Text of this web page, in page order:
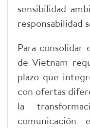
sensibilidad
responsabilidad
Para
de Vietnam
plazo que
con ofertas
la